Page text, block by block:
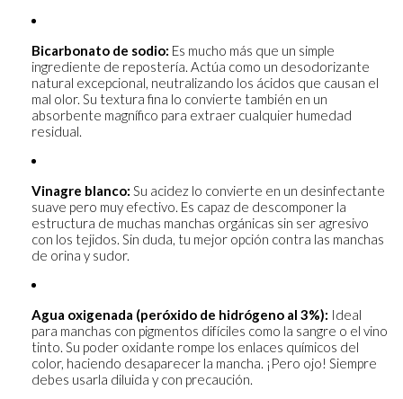
Bicarbonato de sodio: Es mucho más que un simple
ingrediente de repostería. Actúa como un desodorizante
natural excepcional, neutralizando los ácidos que causan el
mal olor. Su textura fina lo convierte también en un
absorbente magnífico para extraer cualquier humedad
residual.
Vinagre blanco: Su acidez lo convierte en un desinfectante
suave pero muy efectivo. Es capaz de descomponer la
estructura de muchas manchas orgánicas sin ser agresivo
con los tejidos. Sin duda, tu mejor opción contra las manchas
de orina y sudor.
Agua oxigenada (peróxido de hidrógeno al 3%): Ideal
para manchas con pigmentos difíciles como la sangre o el vino
tinto. Su poder oxidante rompe los enlaces químicos del
color, haciendo desaparecer la mancha. ¡Pero ojo! Siempre
debes usarla diluida y con precaución.